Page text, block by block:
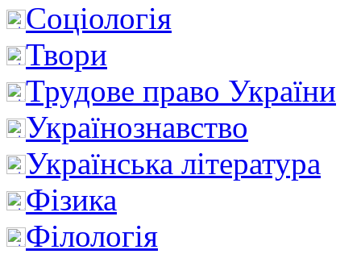
Соціологія
Твори
Трудове право України
Українознавство
Українська література
Фізика
Філологія